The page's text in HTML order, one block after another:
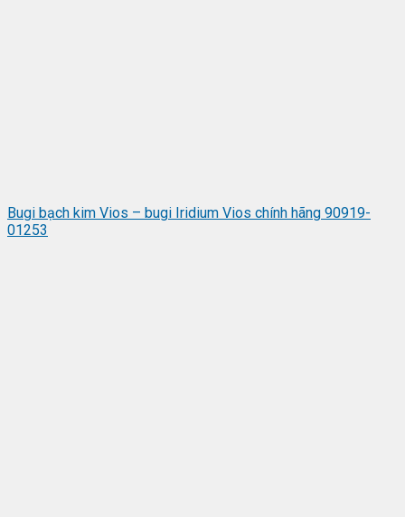
Bugi bạch kim Vios – bugi Iridium Vios chính hãng 90919-
01253